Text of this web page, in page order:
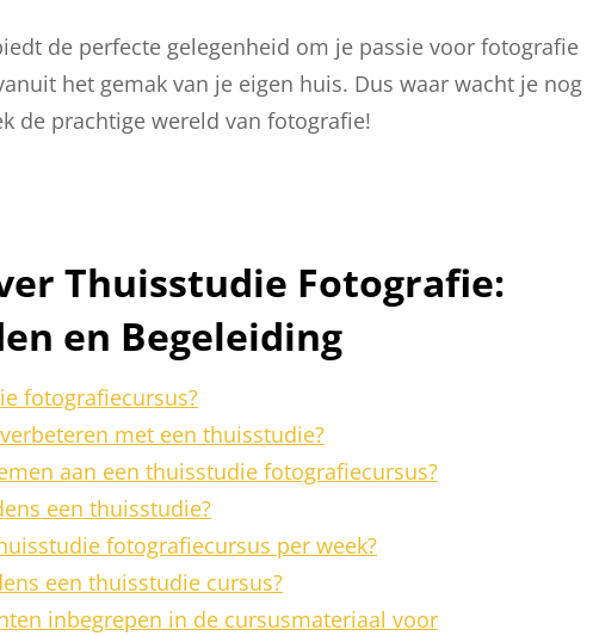
de perfecte gelegenheid om je passie voor fotografie
het gemak van je eigen huis. Dus waar wacht je nog
de prachtige wereld van fotografie!
Thuisstudie Fotografie:
en Begeleiding
fotografiecursus?
met een thuisstudie?
aan een thuisstudie fotografiecursus?
een thuisstudie?
fotografiecursus per week?
een thuisstudie cursus?
inbegrepen in de cursusmateriaal voor